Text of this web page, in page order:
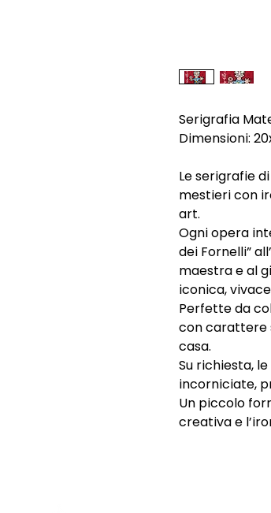
Serigrafia
Dimensioni:
Le serigrafie di
mestieri con
art.
Ogni opera
dei Fornelli”
maestra e al
iconica,
Perfette da
con carattere
casa.
Su richiesta,
incorniciate,
Un piccolo
creativa e